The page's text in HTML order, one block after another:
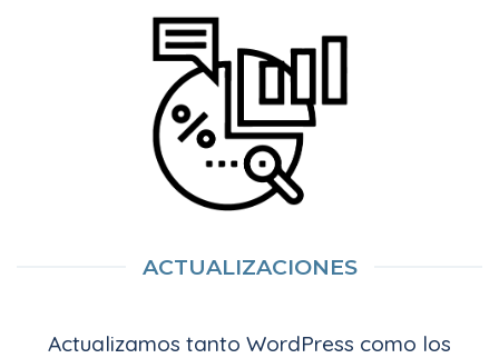
ACTUALIZACIONES
Actualizamos tanto WordPress como los